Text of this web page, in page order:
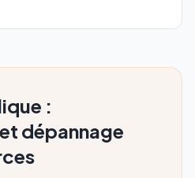
:
dépannage